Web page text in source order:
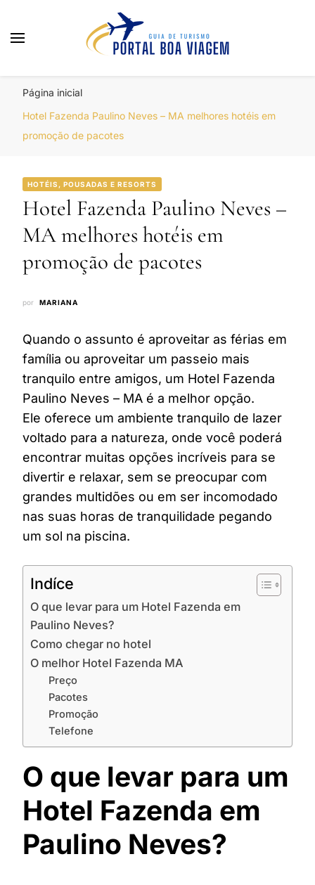
Página inicial
Hotel Fazenda Paulino Neves – MA melhores hotéis em
promoção de pacotes
HOTÉIS, POUSADAS E RESORTS
Hotel Fazenda Paulino Neves –
MA melhores hotéis em
promoção de pacotes
por MARIANA
Quando o assunto é aproveitar as férias em
família ou aproveitar um passeio mais
tranquilo entre amigos, um Hotel Fazenda
Paulino Neves – MA é a melhor opção.
Ele oferece um ambiente tranquilo de lazer
voltado para a natureza, onde você poderá
encontrar muitas opções incríveis para se
divertir e relaxar, sem se preocupar com
grandes multidões ou em ser incomodado
nas suas horas de tranquilidade pegando
um sol na piscina.
Indíce
O que levar para um Hotel Fazenda em
Paulino Neves?
Como chegar no hotel
O melhor Hotel Fazenda MA
Preço
Pacotes
Promoção
Telefone
O que levar para um
Hotel Fazenda em
Paulino Neves?